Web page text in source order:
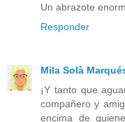
Un abrazote
Responder
Mila Solà
¡Y tanto que
compañero y
encima de